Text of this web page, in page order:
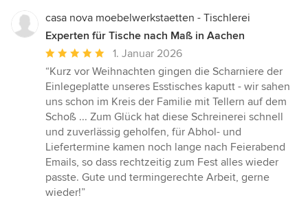
casa nova moebelwerkstaetten - Tischlerei
Experten für Tische nach Maß in Aachen
Durchschnittliche
Bewertung:
5
von
5
Sternen
1. Januar 2026
“Kurz vor Weihnachten gingen die Scharniere der
Einlegeplatte unseres Esstisches kaputt - wir sahen
uns schon im Kreis der Familie mit Tellern auf dem
Schoß ... Zum Glück hat diese Schreinerei schnell
und zuverlässig geholfen, für Abhol- und
Liefertermine kamen noch lange nach Feierabend
Emails, so dass rechtzeitig zum Fest alles wieder
passte. Gute und termingerechte Arbeit, gerne
wieder!”